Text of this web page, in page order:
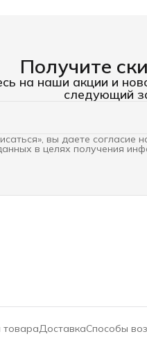
Получите
на наши акции и
следующий
вы даете согласие
в целях получения
товараДоставкаСпособы